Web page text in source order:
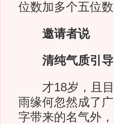
位数加多个五位
邀请者说
清纯气质引导
才18岁，且目
雨缘何忽然成了
字带来的名气外